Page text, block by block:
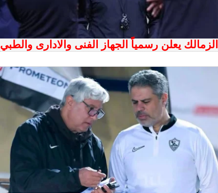
الزمالك يعلن رسمياً الجهاز الفنى والادارى والطبي